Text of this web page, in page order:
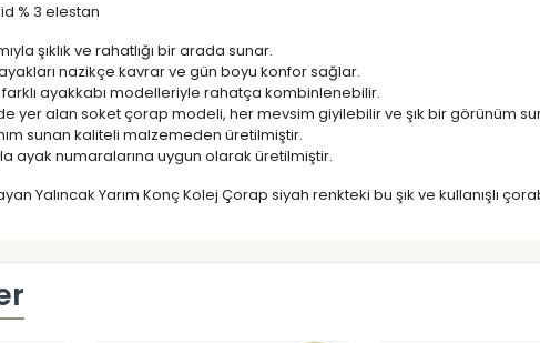
% 3 elestan
şıklık ve rahatlığı bir arada sunar.
nazikçe kavrar ve gün boyu konfor sağlar.
farklı ayakkabı modelleriyle rahatça kombinlenebilir.
yer alan soket çorap modeli, her mevsim giyilebilir ve şık bir görünüm
sunan kaliteli malzemeden üretilmiştir.
ayak numaralarına uygun olarak üretilmiştir.
Yalıncak Yarım Konç Kolej Çorap siyah renkteki bu şık ve kullanışlı